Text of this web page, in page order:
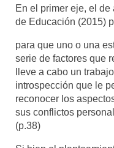
En el primer eje, el
de Educación (2015)
para que uno o una
serie de factores que
lleve a cabo un
introspección que le
reconocer los
sus conflictos
(p.38)